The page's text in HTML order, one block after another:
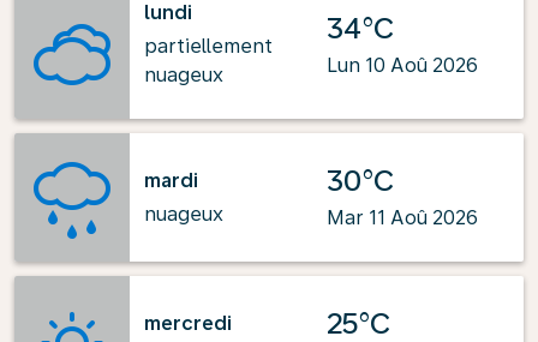
lundi
partiellement
nuageux
34°C
Lun 10 Aoû 2026
mardi
nuageux
30°C
Mar 11 Aoû 2026
mercredi
25°C